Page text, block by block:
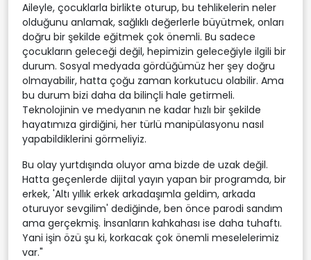
Aileyle, çocuklarla birlikte oturup, bu tehlikelerin neler
olduğunu anlamak, sağlıklı değerlerle büyütmek, onları
doğru bir şekilde eğitmek çok önemli. Bu sadece
çocukların geleceği değil, hepimizin geleceğiyle ilgili bir
durum. Sosyal medyada gördüğümüz her şey doğru
olmayabilir, hatta çoğu zaman korkutucu olabilir. Ama
bu durum bizi daha da bilinçli hale getirmeli.
Teknolojinin ve medyanın ne kadar hızlı bir şekilde
hayatımıza girdiğini, her türlü manipülasyonu nasıl
yapabildiklerini görmeliyiz.
Bu olay yurtdışında oluyor ama bizde de uzak değil.
Hatta geçenlerde dijital yayın yapan bir programda, bir
erkek, 'Altı yıllık erkek arkadaşımla geldim, arkada
oturuyor sevgilim' dediğinde, ben önce parodi sandım
ama gerçekmiş. İnsanların kahkahası ise daha tuhaftı.
Yani işin özü şu ki, korkacak çok önemli meselelerimiz
var."